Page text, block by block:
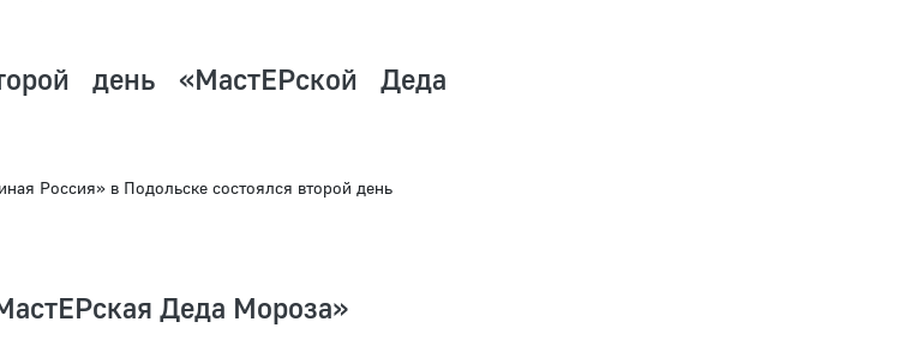
день «МастЕРской Деда
Россия» в Подольске состоялся второй день
Деда Мороза»